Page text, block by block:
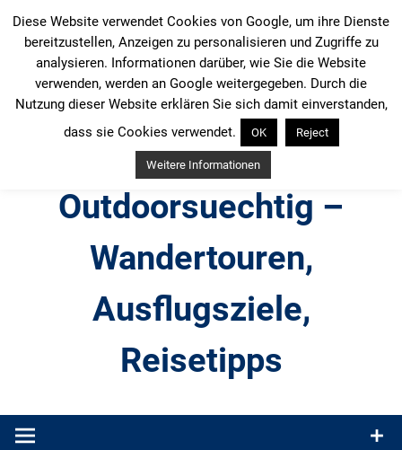
Inhalt
springen
Outdoorsuechtig –
Wandertouren,
Ausflugsziele,
Reisetipps
Produkttests und Buchrezensionen. Ein Blog für alle, die gern
Diese Website verwendet Cookies von Google, um ihre Dienste
bereitzustellen, Anzeigen zu personalisieren und Zugriffe zu
analysieren. Informationen darüber, wie Sie die Website
verwenden, werden an Google weitergegeben. Durch die
Nutzung dieser Website erklären Sie sich damit einverstanden,
dass sie Cookies verwendet.
OK Reject
Weitere Informationen